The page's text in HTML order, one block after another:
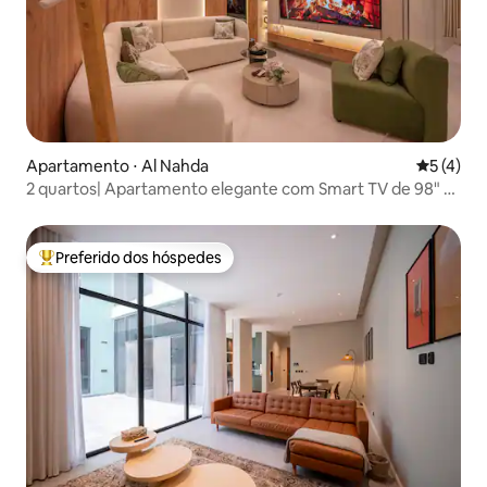
Apartamento ⋅ Al Nahda 5 de
5 (4)
2 quartos| Apartamento elegante com Smart TV de 98" -
Entre os melhores preferidos dos hóspedes
Preferido dos hóspedes